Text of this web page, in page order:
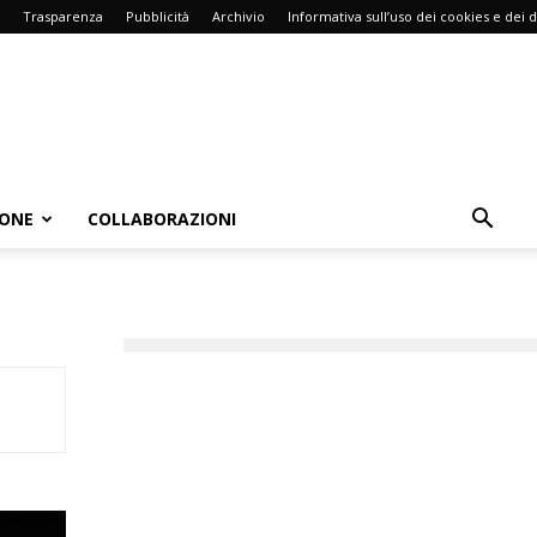
Trasparenza Pubblicità Archivio Informativa sull’uso dei cookies e dei
COLLABORAZIONI